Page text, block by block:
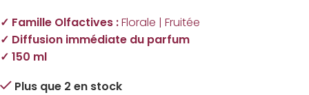
✓ Famille Olfactives :Florale | Fruitée
✓ Diffusion immédiate du parfum
✓ 150 ml
Plus que 2 en stock